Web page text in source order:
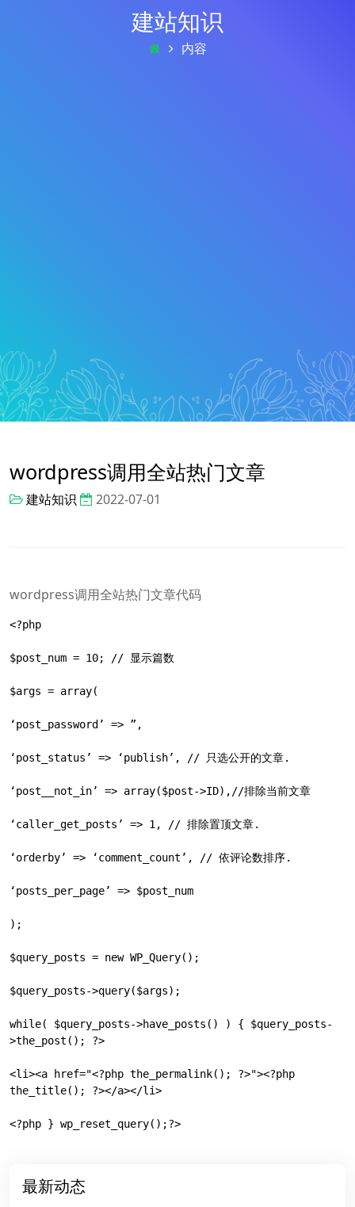
建站知识
内容
wordpress调用全站热门文章
建站知识 2022-07-01
wordpress调用全站热门文章代码
<?php
$post_num = 10; // 显示篇数
$args = array(
‘post_password’ => ”,
‘post_status’ => ‘publish’, // 只选公开的文章.
‘post__not_in’ => array($post->ID),//排除当前文章
‘caller_get_posts’ => 1, // 排除置顶文章.
‘orderby’ => ‘comment_count’, // 依评论数排序.
‘posts_per_page’ => $post_num
);
$query_posts = new WP_Query();
$query_posts->query($args);
while( $query_posts->have_posts() ) { $query_posts-
>the_post(); ?>
<li><a href="<?php the_permalink(); ?>"><?php
the_title(); ?></a></li>
<?php } wp_reset_query();?>
最新动态